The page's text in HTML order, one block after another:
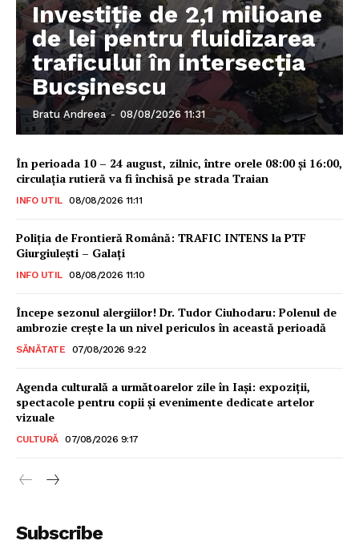
Investiție de 2,1 milioane
de lei pentru fluidizarea
traficului în intersecția
Bucșinescu
Bratu Andreea - 08/08/2026 11:31
În perioada 10 – 24 august, zilnic, între orele 08:00 și 16:00,
circulația rutieră va fi închisă pe strada Traian
INFO UTIL 08/08/2026 11:11
Poliţia de Frontieră Română: TRAFIC INTENS la PTF
Giurgiulești – Galați
INFO UTIL 08/08/2026 11:10
Începe sezonul alergiilor! Dr. Tudor Ciuhodaru: Polenul de
ambrozie crește la un nivel periculos în această perioadă
SĂNĂTATE 07/08/2026 9:22
Agenda culturală a următoarelor zile în Iași: expoziții,
spectacole pentru copii și evenimente dedicate artelor
vizuale
CULTURĂ 07/08/2026 9:17
Subscribe